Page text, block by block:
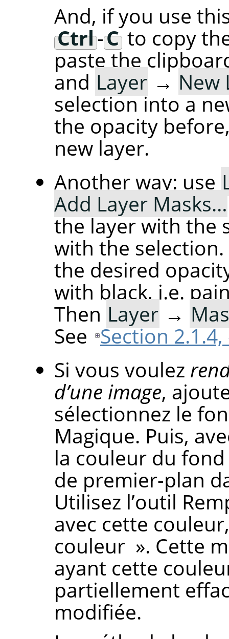
And, if you use
Ctrl-C to copy
paste the
and Layer → New
selection into a
the opacity
new layer.
Another way: use
Add Layer Masks…
the layer with the
with the
the desired
with black, i.e.
Then Layer →
See Section
Si vous voulez
d’une image,
sélectionnez le
Magique. Puis,
la couleur du
de premier-plan
Utilisez l’outil
avec cette
couleur ». Cette
ayant cette
partiellement
modifiée.